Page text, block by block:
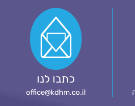
כתבו לנו
office@kdhm.co.il